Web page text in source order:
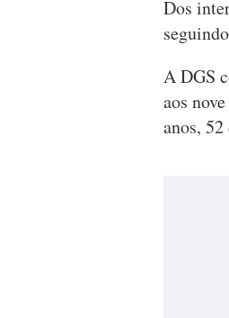
Dos
A DGS
aos
anos, 52